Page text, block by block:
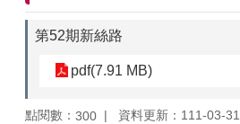
第52期新絲路
pdf(7.91 MB)
點閱數： 300
資料更新：111-03-